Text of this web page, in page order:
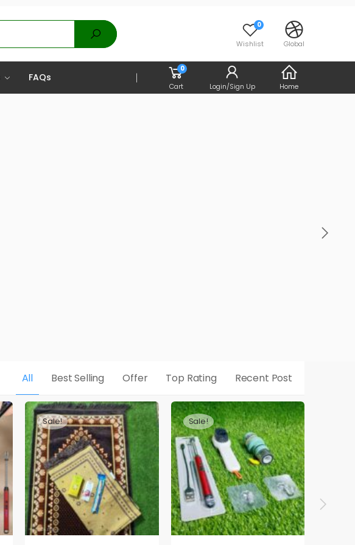
0
Wishlist Global
FAQs
0
Cart Login/Sign Up Home
All Best Selling Offer Top Rating Recent Post
Sale! Sale!